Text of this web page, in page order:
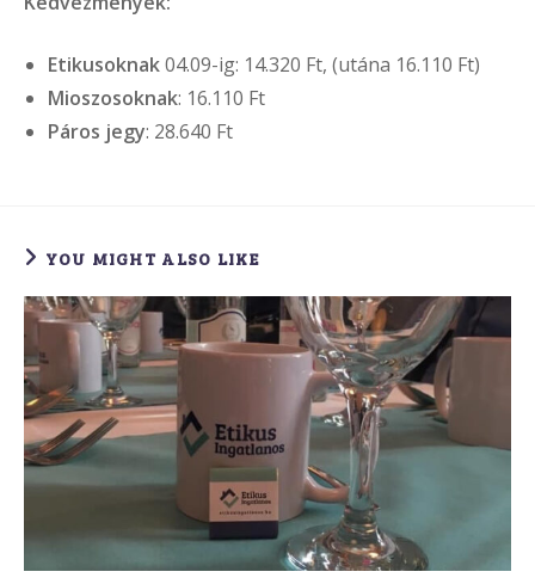
Etikusoknak04.09-ig: 14.320 Ft, (utána 16.110 Ft)
Mioszosoknak: 16.110 Ft
Páros jegy: 28.640 Ft
YOU MIGHT ALSO LIKE